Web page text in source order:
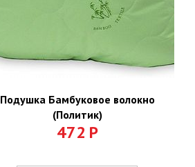
Подушка Бамбуковое волокно
(Политик)
472 Р